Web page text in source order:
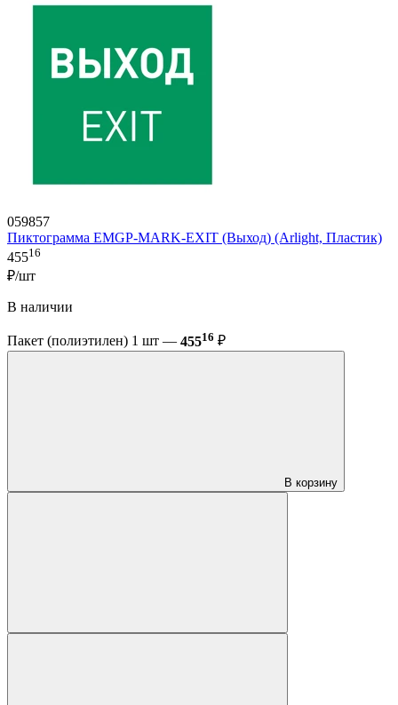
059857
Пиктограмма EMGP-MARK-EXIT (Выход) (Arlight, Пластик)
45516
₽/шт
В наличии
Пакет (полиэтилен) 1 шт — 45516 ₽
В корзину